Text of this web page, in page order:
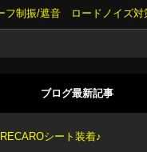
フ制振/遮音 ロードノイズ対
ブログ最新記事
シート装着♪